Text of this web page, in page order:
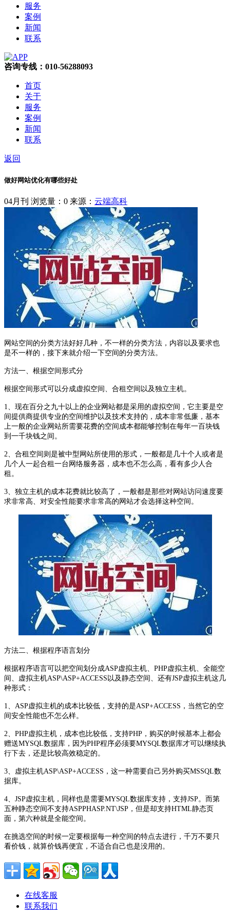
服务
案例
新闻
联系
咨询专线：010-56288093
首页
关于
服务
案例
新闻
联系
返回
做好网站优化有哪些好处
04月刊 浏览量：0 来源： 云端高科
网站空间的分类方法好好几种，不一样的分类方法，内容以及要求也
是不一样的，接下来就介绍一下空间的分类方法。
方法一、根据空间形式分
根据空间形式可以分成虚拟空间、合租空间以及独立主机。
1、现在百分之九十以上的企业网站都是采用的虚拟空间，它主要是空
间提供商提供专业的空间维护以及技术支持的，成本非常低廉，基本
上一般的企业网站所需要花费的空间成本都能够控制在每年一百块钱
到一千块钱之间。
2、合租空间则是被中型网站所使用的形式，一般都是几十个人或者是
几个人一起合租一台网络服务器，成本也不怎么高，看有多少人合
租。
3、独立主机的成本花费就比较高了，一般都是那些对网站访问速度要
求非常高、对安全性能要求非常高的网站才会选择这种空间。
方法二、根据程序语言划分
根据程序语言可以把空间划分成ASP虚拟主机、PHP虚拟主机、全能空
间、虚拟主机ASP\ASP+ACCESS以及静态空间、还有JSP虚拟主机这几
种形式：
1、ASP虚拟主机的成本比较低，支持的是ASP+ACCESS，当然它的空
间安全性能也不怎么样。
2、PHP虚拟主机，成本也比较低，支持PHP，购买的时候基本上都会
赠送MYSQL数据库，因为PHP程序必须要MYSQL数据库才可以继续执
行下去，还是比较高效稳定的。
3、虚拟主机ASP\ASP+ACCESS，这一种需要自己另外购买MSSQL数
据库。
4、JSP虚拟主机，同样也是需要MYSQL数据库支持，支持JSP。而第
五种静态空间不支持ASPPHASP.NT\JSP，但是却支持HTML静态页
面，第六种就是全能空间。
在挑选空间的时候一定要根据每一种空间的特点去进行，千万不要只
看价钱，就算价钱再便宜，不适合自己也是没用的。
在线客服
联系我们